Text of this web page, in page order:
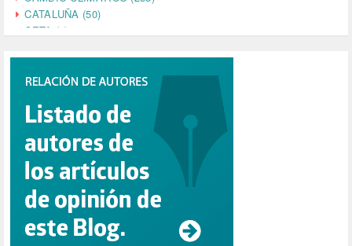
CATALUÑA (50)
CETA (2)
CINE (35)
COMPROMISO (2)
CONSUMO (1)
CORONAVIRUS (155)
CORRUPCIÓN (215)
CULTURA (704)
DANA (78)
DD.HH. (1)